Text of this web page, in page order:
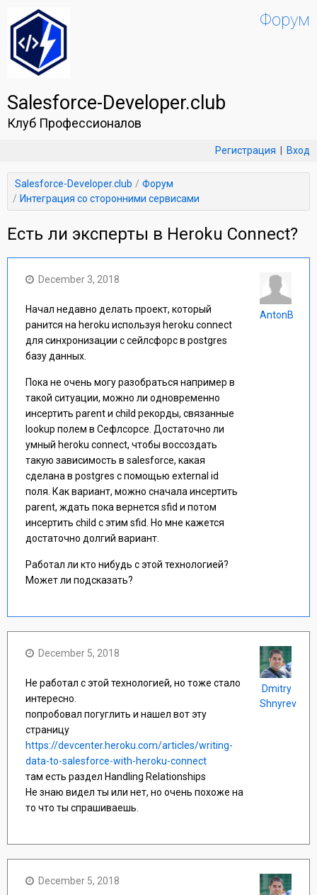
Salesforce-Developer.club
Клуб Профессионалов
Форум
Регистрация Вход
Salesforce-Developer.club
Форум
Интеграция со сторонними сервисами
Есть ли эксперты в Heroku Connect?
December 3, 2018
Начал недавно делать проект, который
ранится на heroku используя heroku connect
для синхронизации с сейлсфорс в postgres
базу данных.
Пока не очень могу разобраться например в
такой ситуации, можно ли одновременно
инсертить parent и child рекорды, связанные
lookup полем в Сефлсорсе. Достаточно ли
умный heroku connect, чтобы воссоздать
такую зависимость в salesforce, какая
сделана в postgres с помощью external id
поля. Как вариант, можно сначала инсертить
parent, ждать пока вернется sfid и потом
инсертить child с этим sfid. Но мне кажется
достаточно долгий вариант.
Работал ли кто нибудь с этой технологией?
Может ли подсказать?
AntonB
December 5, 2018
Не работал с этой технологией, но тоже стало
интересно.
попробовал погуглить и нашел вот эту
страницу
https://devcenter.heroku.com/articles/writing-
data-to-salesforce-with-heroku-connect
там есть раздел Handling Relationships
Не знаю видел ты или нет, но очень похоже на
то что ты спрашиваешь.
Dmitry
Shnyrev
December 5, 2018